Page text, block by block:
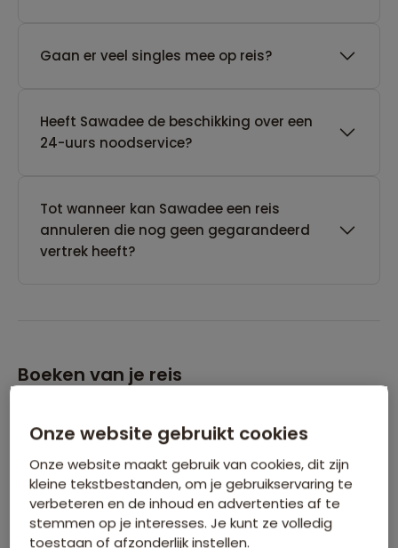
Gaan er veel singles mee op reis?
Heeft Sawadee de beschikking over een
24-uurs noodservice?
Tot wanneer kan Sawadee een reis
annuleren die nog geen gegarandeerd
vertrek heeft?
Boeken van je reis
Wanneer kan ik het beste een reis
Kan ik ook eerst een optie nemen op een
reis?
Onze website gebruikt cookies
Onze website maakt gebruik van cookies, dit zijn
kleine tekstbestanden, om je gebruikservaring te
verbeteren en de inhoud en advertenties af te
stemmen op je interesses. Je kunt ze volledig
toestaan of afzonderlijk instellen.